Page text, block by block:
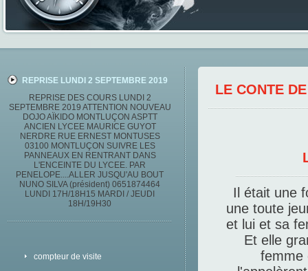
REPRISE LUNDI 2 SEPTEMBRE 2019
REPRISE DES COURS LUNDI 2
SEPTEMBRE 2019 ATTENTION NOUVEAU
DOJO AÏKIDO MONTLUÇON ASPTT
ANCIEN LYCEE MAURICE GUYOT
NERDRE RUE ERNEST MONTUSES
03100 MONTLUÇON SUIVRE LES
PANNEAUX EN RENTRANT DANS
L'ENCEINTE DU LYCEE. PAR
PENELOPE....ALLER JUSQU'AU BOUT
NUNO SILVA (président) 0651874464
LUNDI 17H/18H15 MARDI / JEUDI
18H/19H30
compteur de visite
LE CONTE
Il était une
une toute
et lui et sa
Et elle
femme